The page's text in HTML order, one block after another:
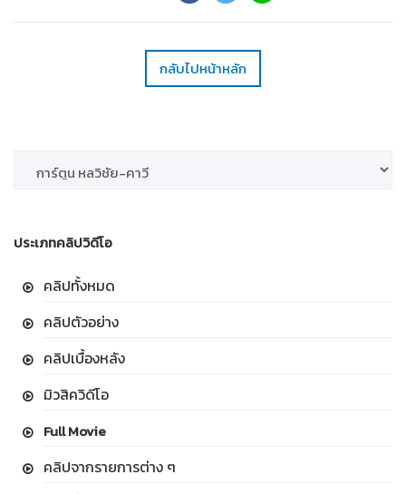
กลับไปหน้าหลัก
ประเภทคลิปวิดีโอ
คลิปทั้งหมด
คลิปตัวอย่าง
คลิปเบื้องหลัง
มิวสิควิดีโอ
Full Movie
คลิปจากรายการต่าง ๆ